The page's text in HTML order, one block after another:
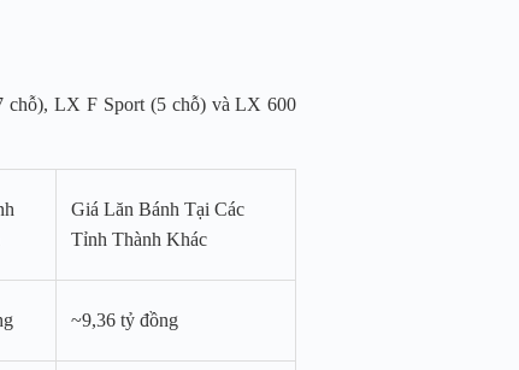
chỗ), LX F Sport (5 chỗ) và LX 600
Giá Lăn Bánh Tại Các
Tỉnh Thành Khác
~9,36 tỷ đồng